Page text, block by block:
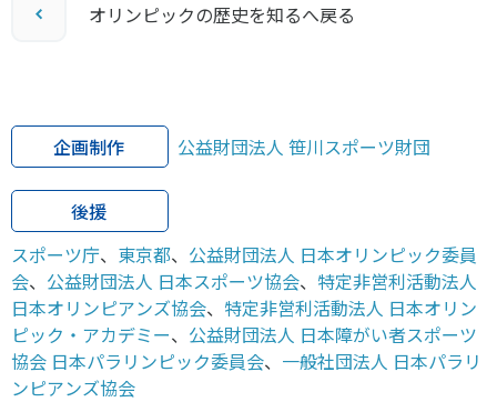
オリンピックの歴史を知るへ戻る
企画制作 公益財団法人 笹川スポーツ財団
後援
スポーツ庁、 東京都、 公益財団法人 日本オリンピック委員
会、 公益財団法人 日本スポーツ協会、 特定非営利活動法人
日本オリンピアンズ協会、 特定非営利活動法人 日本オリン
ピック・アカデミー、 公益財団法人 日本障がい者スポーツ
協会 日本パラリンピック委員会、 一般社団法人 日本パラリ
ンピアンズ協会